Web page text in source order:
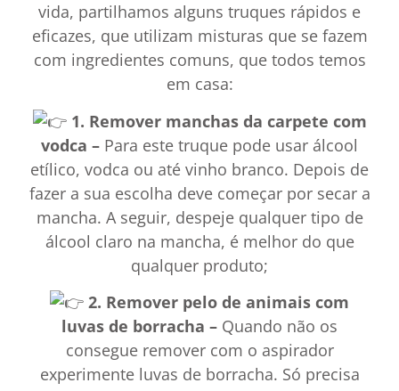
vida, partilhamos alguns truques rápidos e
eficazes, que utilizam misturas que se fazem
com ingredientes comuns, que todos temos
em casa:
1. Remover manchas da carpete com
vodca – Para este truque pode usar álcool
etílico, vodca ou até vinho branco. Depois de
fazer a sua escolha deve começar por secar a
mancha. A seguir, despeje qualquer tipo de
álcool claro na mancha, é melhor do que
qualquer produto;
2. Remover pelo de animais com
luvas de borracha – Quando não os
consegue remover com o aspirador
experimente luvas de borracha. Só precisa